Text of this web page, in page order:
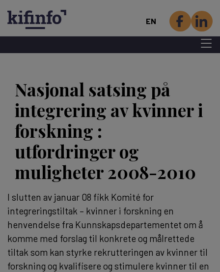
EN
Menu
Nasjonal satsing på
integrering av kvinner i
forskning :
utfordringer og
muligheter 2008-2010
I slutten av januar 08 fikk Komité for
integreringstiltak – kvinner i forskning en
henvendelse fra Kunnskapsdepartementet om å
komme med forslag til konkrete og målrettede
tiltak som kan styrke rekrutteringen av kvinner til
forskning og kvalifisere og stimulere kvinner til en